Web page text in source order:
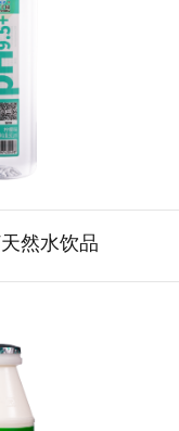
然水饮品